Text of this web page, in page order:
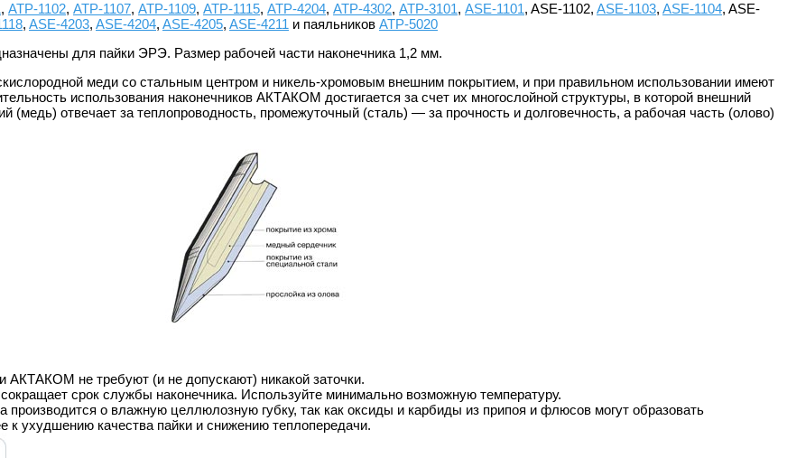
, АТР-1102, АТР-1107, АТР-1109, АТР-1115, АТР-4204, АТР-4302, АТР-3101, ASE-1101, ASE-1102, ASE-1103, ASE-1104, ASE-
, ASE-4203, ASE-4204, ASE-4205, ASE-4211 и паяльников АТР-5020
для пайки ЭРЭ. Размер рабочей части наконечника 1,2 мм.
меди со стальным центром и никель-хромовым внешним покрытием, и при правильном использовании имеют
использования наконечников АКТАКОМ достигается за счет их многослойной структуры, в которой внешний
(медь) отвечает за теплопроводность, промежуточный (сталь) — за прочность и долговечность, а рабочая часть (олово)
АКТАКОМ не требуют (и не допускают) никакой заточки.
срок службы наконечника. Используйте минимально возможную температуру.
производится о влажную целлюлозную губку, так как оксиды и карбиды из припоя и флюсов могут образовать
к ухудшению качества пайки и снижению теплопередачи.